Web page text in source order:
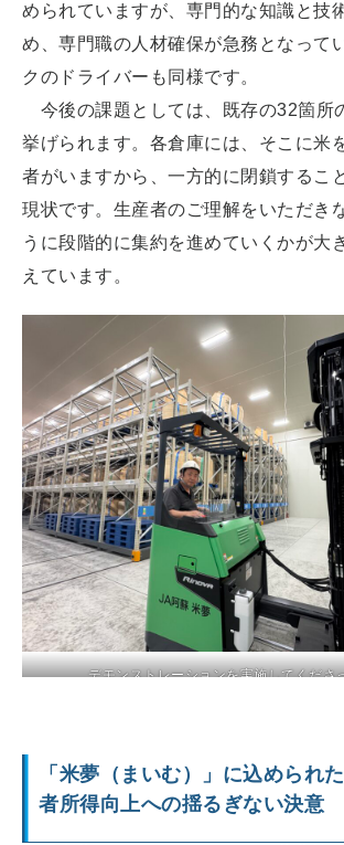
められていますが、専門的な知識と技
め、専門職の人材確保が急務となって
クのドライバーも同様です。
今後の課題としては、既存の32箇所
挙げられます。各倉庫には、そこに米
者がいますから、一方的に閉鎖するこ
現状です。生産者のご理解をいただき
うに段階的に集約を進めていくかが大
えています。
デモンストレーションを実施してくださ
「米夢（まいむ）」に込められ
者所得向上への揺るぎない決意